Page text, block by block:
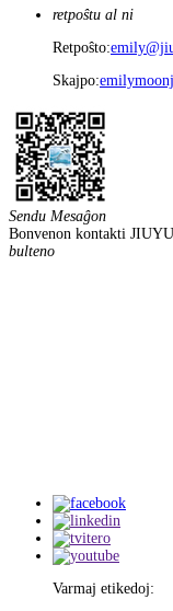
retpoŝtu al ni
Retpoŝto:
Skajpo:
Sendu Mesaĝon
Bonvenon kontakti
bulteno
Varmaj etikedoj: